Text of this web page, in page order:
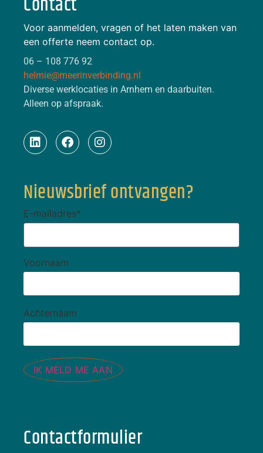
Voor aanmelden, vragen of het laten maken van
een offerte neem contact op.
06 – 108 776 92
helmie@meerinverbinding.nl
Diverse werklocaties in Arnhem en daarbuiten.
Alleen op afspraak.
Nieuwsbrief ontvangen?
E-mailadres*
Voornaam
Achternaam
IK MELD ME AAN
Contactformulier